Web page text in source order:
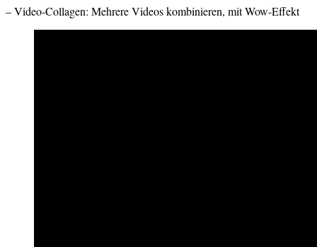
– Video-Collagen: Mehrere Videos kombinieren, mit Wow-Effekt